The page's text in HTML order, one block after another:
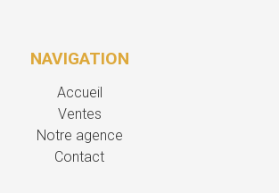
NAVIGATION
Accueil
Ventes
Notre agence
Contact